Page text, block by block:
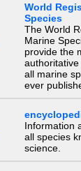
World
Species
The World
Marine
provide the
all marine
ever
Information
all species
science.